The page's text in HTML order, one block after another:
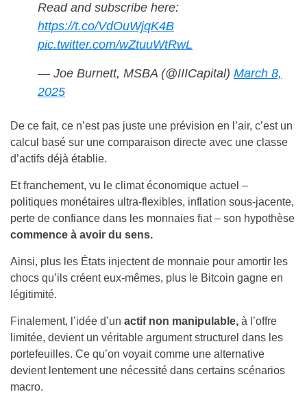
Read and subscribe here:
https://t.co/VdOuWjqK4B
pic.twitter.com/wZtuuWtRwL
— Joe Burnett, MSBA (@IIICapital) March 8,
2025
De ce fait, ce n’est pas juste une prévision en l’air, c’est un
calcul basé sur une comparaison directe avec une classe
d’actifs déjà établie.
Et franchement, vu le climat économique actuel –
politiques monétaires ultra-flexibles, inflation sous-jacente,
perte de confiance dans les monnaies fiat – son hypothèse
commence à avoir du sens.
Ainsi, plus les États injectent de monnaie pour amortir les
chocs qu’ils créent eux-mêmes, plus le Bitcoin gagne en
légitimité.
Finalement, l’idée d’un actif non manipulable, à l’offre
limitée, devient un véritable argument structurel dans les
portefeuilles. Ce qu’on voyait comme une alternative
devient lentement une nécessité dans certains scénarios
macro.